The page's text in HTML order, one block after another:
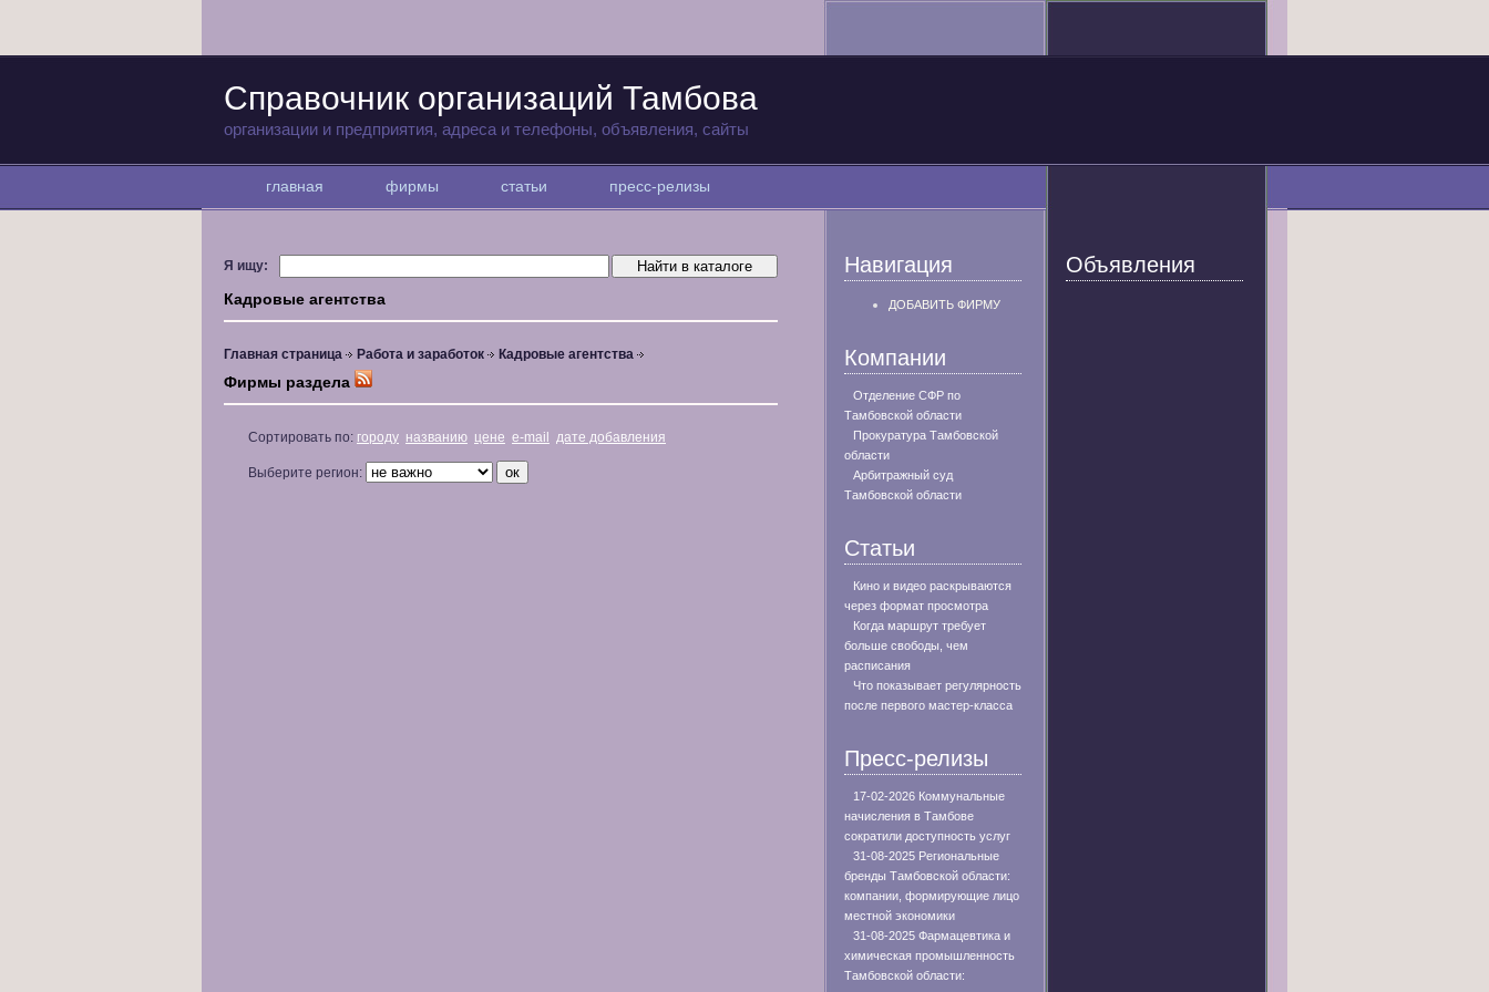
Справочник организаций Тамбова
организации и предприятия, адреса и телефоны, объявления, сайты
главная фирмы статьи пресс-релизы
Я ищу:
Кадровые агентства
Главная страница Работа и заработок Кадровые агентства
Фирмы раздела
Сортировать по: городу названию цене e-mail дате добавления
Выберите регион:
Навигация
ДОБАВИТЬ ФИРМУ
Компании
Отделение СФР по
Тамбовской области
Прокуратура Тамбовской
области
Арбитражный суд
Тамбовской области
Статьи
Кино и видео раскрываются
через формат просмотра
Когда маршрут требует
больше свободы, чем
расписания
Что показывает регулярность
после первого мастер-класса
Пресс-релизы
17-02-2026 Коммунальные
начисления в Тамбове
сократили доступность услуг
31-08-2025 Региональные
бренды Тамбовской области:
компании, формирующие лицо
местной экономики
31-08-2025 Фармацевтика и
химическая промышленность
Тамбовской области:
Объявления